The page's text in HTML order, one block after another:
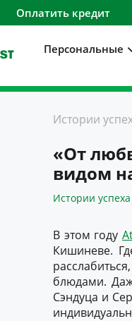
Оплатить кредит
Персональные
Истории
«От
видом
Истории успеха
В этом году
Кишиневе.
блюдами.
Сэндуца и